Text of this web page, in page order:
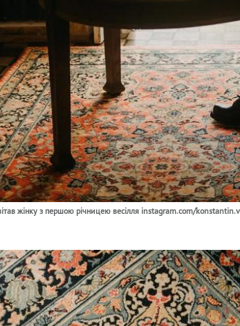
жінку з першою річницею весілля instagram.com/